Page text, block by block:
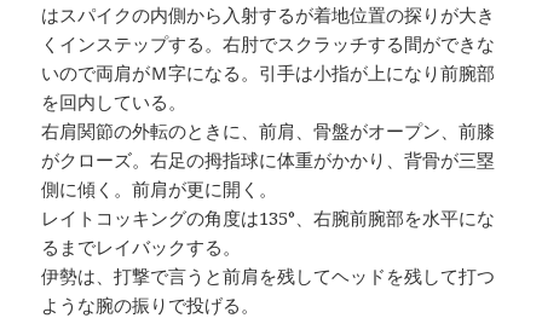
はスパイクの内側から入射するが着地位置の探りが大き
くインステップする。右肘でスクラッチする間ができな
いので両肩がＭ字になる。引手は小指が上になり前腕部
を回内している。
右肩関節の外転のときに、前肩、骨盤がオープン、前膝
がクローズ。右足の拇指球に体重がかかり、背骨が三塁
側に傾く。前肩が更に開く。
レイトコッキングの角度は135°、右腕前腕部を水平にな
るまでレイバックする。
伊勢は、打撃で言うと前肩を残してヘッドを残して打つ
ような腕の振りで投げる。